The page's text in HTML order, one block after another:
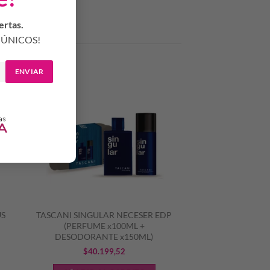
ENVIAR
TASCANI SINGULAR NECESER EDP
(PERFUME x100ML +
DESODORANTE x150ML)
$40.199,52